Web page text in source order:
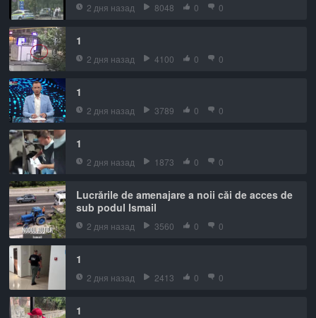
2 дня назад 8048 0 0
1
2 дня назад 4100 0 0
1
2 дня назад 3789 0 0
1
2 дня назад 1873 0 0
Lucrările de amenajare a noii căi de acces de
sub podul Ismail
2 дня назад 3560 0 0
1
2 дня назад 2413 0 0
1